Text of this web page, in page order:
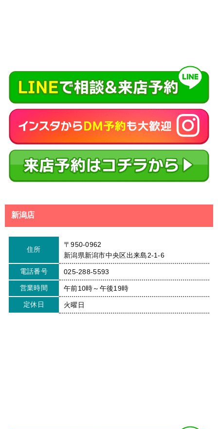
新潟店
住所
〒950-0962
新潟県新潟市中央区出来島2-1-6
電話番号 025-288-5593
営業時間 午前10時～午後19時
定休日 火曜日